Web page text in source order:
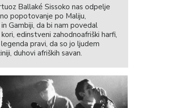
Ballaké Sissoko nas odpelje
popotovanje po Maliju,
Gambiji, da bi nam povedal
edinstveni zahodnoafriški harfi,
pravi, da so jo ljudem
duhovi afriških savan.